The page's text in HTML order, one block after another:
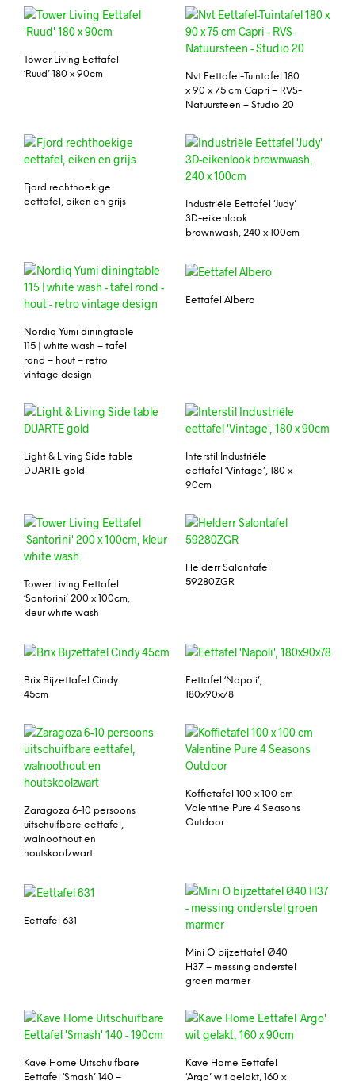
Tower Living Eettafel
‘Ruud’ 180 x 90cm
Nvt Eettafel-Tuintafel 180
x 90 x 75 cm Capri – RVS-
Natuursteen – Studio 20
Fjord rechthoekige
eettafel, eiken en grijs
Industriële Eettafel ‘Judy’
3D-eikenlook
brownwash, 240 x 100cm
Nordiq Yumi diningtable
115 | white wash – tafel
rond – hout – retro
vintage design
Eettafel Albero
Light & Living Side table
DUARTE gold
Interstil Industriële
eettafel ‘Vintage’, 180 x
90cm
Tower Living Eettafel
‘Santorini’ 200 x 100cm,
kleur white wash
Helderr Salontafel
59280ZGR
Brix Bijzettafel Cindy
45cm
Eettafel ‘Napoli’,
180x90x78
Zaragoza 6-10 persoons
uitschuifbare eettafel,
walnoothout en
houtskoolzwart
Koffietafel 100 x 100 cm
Valentine Pure 4 Seasons
Outdoor
Eettafel 631
Mini O bijzettafel Ø40
H37 – messing onderstel
groen marmer
Kave Home Uitschuifbare
Eettafel ‘Smash’ 140 –
Kave Home Eettafel
‘Argo’ wit gelakt, 160 x